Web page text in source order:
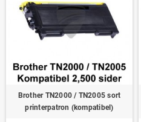
Brother TN2000 / TN2005 sort
printerpatron (kompatibel)